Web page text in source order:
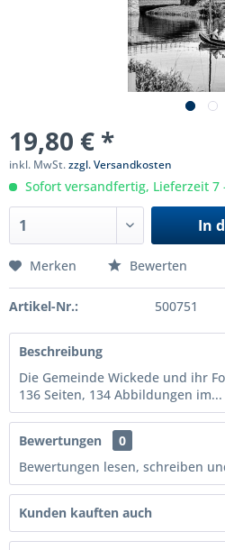
19,80 € *
inkl. MwSt.zzgl. Versandkosten
Sofort versandfertig, Lieferzeit 7
In
Merken Bewerten
Artikel-Nr.: 500751
Beschreibung
Die Gemeinde Wickede und ihr
136 Seiten, 134 Abbildungen im...
Bewertungen
0
Bewertungen lesen, schreiben
Kunden kauften auch